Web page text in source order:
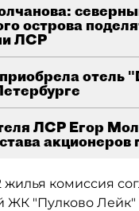
острова
ЛСР
отель
ЛСР Егор
акционеров
жилья комиссия
ЖК "Пулково